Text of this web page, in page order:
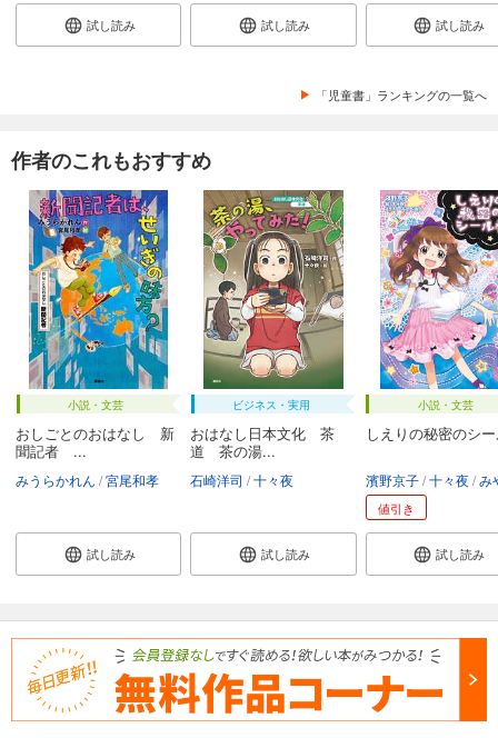
試し読み 試し読み 試し読み
「児童書」ランキングの一覧へ
作者のこれもおすすめ
小説・文芸
おしごとのおはなし 新
聞記者 ...
みうらかれん 宮尾和孝
試し読み
ビジネス・実用
おはなし日本文化 茶
道 茶の湯...
石崎洋司 十々夜
試し読み
小説・文芸
しえりの秘密のシ
濱野京子 十々夜 みやべ
値引き
試し読み